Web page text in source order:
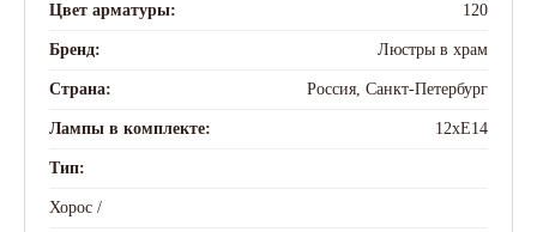
Цвет арматуры: 120
Бренд: Люстры в храм
Страна: Россия, Санкт-Петербург
Лампы в комплекте: 12xE14
Тип:
Хорос /